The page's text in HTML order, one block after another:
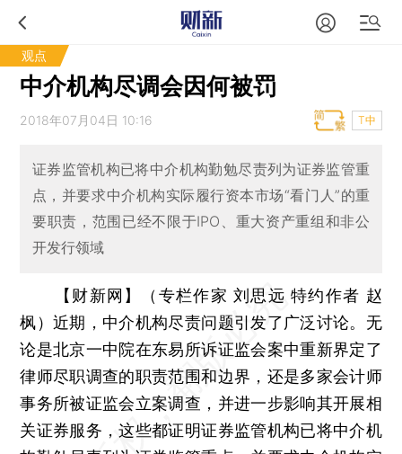
观点
中介机构尽调会因何被罚
2018年07月04日 10:16 T中
证券监管机构已将中介机构勤勉尽责列为证券监管重
点，并要求中介机构实际履行资本市场“看门人”的重
要职责，范围已经不限于IPO、重大资产重组和非公
开发行领域
【财新网】（专栏作家 刘思远 特约作者 赵
枫）近期，中介机构尽责问题引发了广泛讨论。无
论是北京一中院在东易所诉证监会案中重新界定了
律师尽职调查的职责范围和边界，还是多家会计师
事务所被证监会立案调查，并进一步影响其开展相
关证券服务，这些都证明证券监管机构已将中介机